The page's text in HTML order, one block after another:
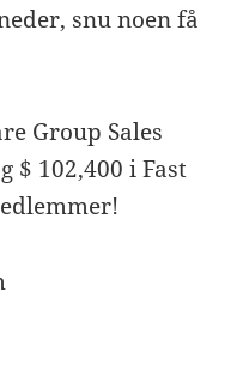
snu noen få
Group Sales
$ 102,400 i Fast